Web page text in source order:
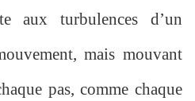
aux turbulences d’un
mais mouvant
pas, comme chaque